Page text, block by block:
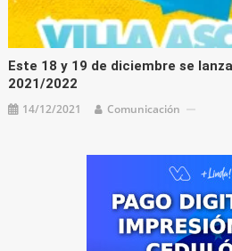
Este 18 y 19 de diciembre se
2021/2022
14/12/2021 Comunicación